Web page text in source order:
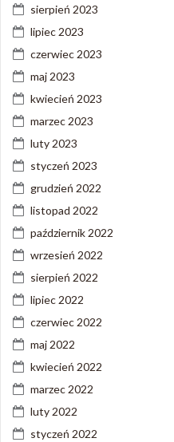
sierpień 2023
lipiec 2023
czerwiec 2023
maj 2023
kwiecień 2023
marzec 2023
luty 2023
styczeń 2023
grudzień 2022
listopad 2022
październik 2022
wrzesień 2022
sierpień 2022
lipiec 2022
czerwiec 2022
maj 2022
kwiecień 2022
marzec 2022
luty 2022
styczeń 2022